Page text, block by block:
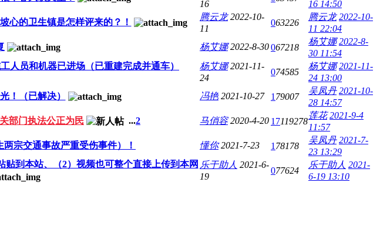
16
16 14:50
心的卫生镇是怎样评来的？！
腾云龙 2022-10-
11
063226
腾云龙 2022-10-
11 22:04
杨艾娜 2022-8-30067218
杨艾娜 2022-8-
30 11:54
人员和机器已进场（已重建完成并通车） 杨艾娜 2021-11-
24
074585
杨艾娜 2021-11-
24 13:00
！（已解决） 冯艳 2021-10-27 1 79007
吴凤丹 2021-10-
28 14:57
部门执法公正为民 ...2 马俏容 2020-4-20 17119278
莲花 2021-9-4
11:57
宗交通事故严重受伤事件）！ 懂你 2021-7-23 1 78178
吴凤丹 2021-7-
23 13:29
到本站、（2）视频也可整个直接上传到本网 乐于助人 2021-6-
19
077624
乐于助人 2021-
6-19 13:10